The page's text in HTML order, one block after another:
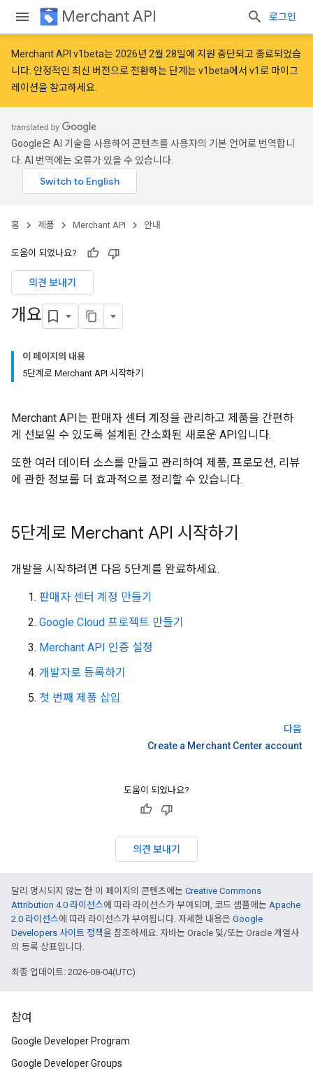
Merchant API 로그인
Merchant API v1beta는 2026년 2월 28일에 지원 중단되고 종료되었습
니다. 안정적인 최신 버전으로 전환하는 단계는v1beta에서 v1로 마이그
레이션을 참고하세요.
Google은 AI 기술을 사용하여 콘텐츠를 사용자의 기본 언어로 번역합니
다. AI 번역에는 오류가 있을 수 있습니다.
홈 제품 Merchant API 안내
도움이 되었나요?
의견 보내기
개요
이 페이지의 내용
5단계로 Merchant API 시작하기
Merchant API는 판매자 센터 계정을 관리하고 제품을 간편하
게 선보일 수 있도록 설계된 간소화된 새로운 API입니다.
또한 여러 데이터 소스를 만들고 관리하여 제품, 프로모션, 리뷰
에 관한 정보를 더 효과적으로 정리할 수 있습니다.
5단계로 Merchant API 시작하기
개발을 시작하려면 다음 5단계를 완료하세요.
판매자 센터 계정 만들기
Google Cloud 프로젝트 만들기
Merchant API 인증 설정
개발자로 등록하기
첫 번째 제품 삽입
다음
Create a Merchant Center account
도움이 되었나요?
의견 보내기
달리 명시되지 않는 한 이 페이지의 콘텐츠에는 Creative Commons
Attribution 4.0 라이선스에 따라 라이선스가 부여되며, 코드 샘플에는 Apache
2.0 라이선스에 따라 라이선스가 부여됩니다. 자세한 내용은 Google
Developers 사이트 정책을 참조하세요. 자바는 Oracle 및/또는 Oracle 계열사
의 등록 상표입니다.
최종 업데이트: 2026-08-04(UTC)
참여
Google Developer Program
Google Developer Groups